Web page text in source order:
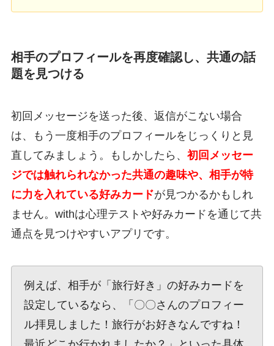
相手のプロフィールを再度確認し、共通の話
題を見つける
初回メッセージを送った後、返信がこない場合
は、もう一度相手のプロフィールをじっくりと見
直してみましょう。もしかしたら、 初回メッセー
ジでは触れられなかった共通の趣味や、相手が特
に力を入れている好みカードが見つかるかもしれ
ません。withは心理テストや好みカードを通じて共
通点を見つけやすいアプリです。
例えば、相手が「旅行好き」の好みカードを
設定しているなら、「〇〇さんのプロフィー
ル拝見しました！旅行がお好きなんですね！